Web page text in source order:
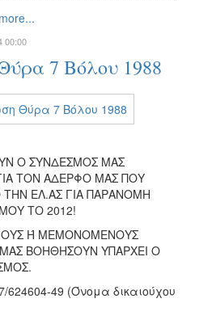
00:00
7 Βόλου 1988
Ο ΣΥΝΔΕΣΜΟΣ ΜΑΣ
ΤΟΝ ΑΔΕΡΦΟ ΜΑΣ ΠΟΥ
ΤΗΝ ΕΛ.ΑΣ ΓΙΑ ΠΑΡΑΝΟΜΗ
ΤΟ 2012!
Ή ΜΕΜΟΝΟΜΕΝΟΥΣ
ΒΟΗΘΗΣΟΥΝ ΥΠΑΡΧΕΙ Ο
49 (Όνομα δικαιούχου